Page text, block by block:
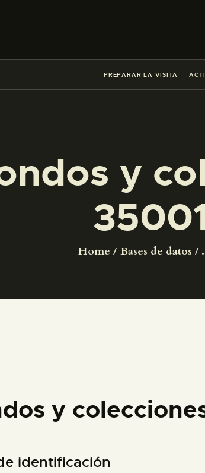
PREPARAR LA VISITA
y
Home Bases de datos
█
y
identificación